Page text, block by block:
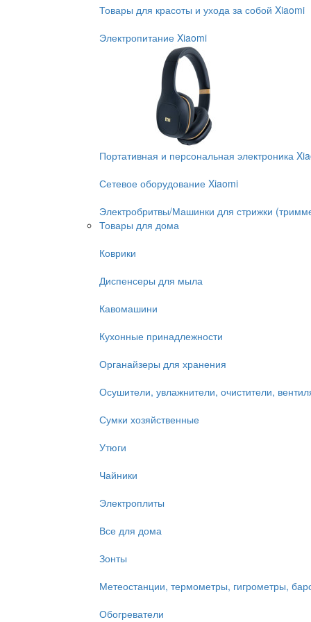
Товары для красоты и ухода за собой Xiaomi
Электропитание Xiaomi
Портативная и персональная электроника
Сетевое оборудование Xiaomi
Электробритвы/Машинки для стрижки
Товары для дома
Коврики
Диспенсеры для мыла
Кавомашини
Кухонные принадлежности
Органайзеры для хранения
Осушители, увлажнители, очистители,
Сумки хозяйственные
Утюги
Чайники
Электроплиты
Все для дома
Зонты
Метеостанции, термометры, гигрометры,
Обогреватели